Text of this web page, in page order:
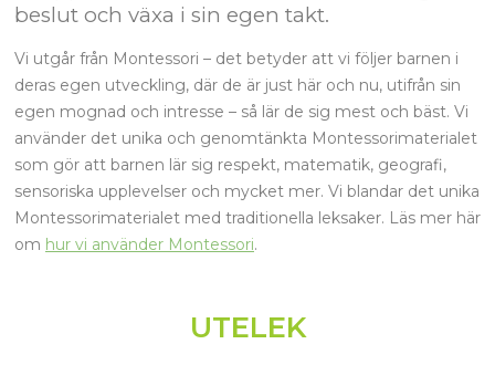
beslut och växa i sin egen takt.
Vi utgår från Montessori – det betyder att vi följer barnen i
deras egen utveckling, där de är just här och nu, utifrån sin
egen mognad och intresse – så lär de sig mest och bäst. Vi
använder det unika och genomtänkta Montessorimaterialet
som gör att barnen lär sig respekt, matematik, geografi,
sensoriska upplevelser och mycket mer. Vi blandar det unika
Montessorimaterialet med traditionella leksaker. Läs mer här
om hur vi använder Montessori.
UTELEK